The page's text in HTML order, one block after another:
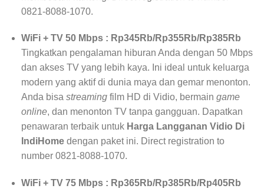
0821-8088-1070.
WiFi + TV 50 Mbps : Rp345Rb/Rp355Rb/Rp385Rb
Tingkatkan pengalaman hiburan Anda dengan 50 Mbps
dan akses TV yang lebih kaya. Ini ideal untuk keluarga
modern yang aktif di dunia maya dan gemar menonton.
Anda bisa streamingfilm HD di Vidio, bermain game
online, dan menonton TV tanpa gangguan. Dapatkan
penawaran terbaik untuk Harga Langganan Vidio Di
IndiHomedengan paket ini. Direct registration to
number 0821-8088-1070.
WiFi + TV 75 Mbps : Rp365Rb/Rp385Rb/Rp405Rb